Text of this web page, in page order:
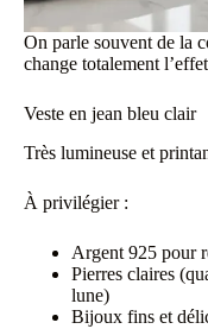
On parle souvent de la
change totalement
Veste en jean bleu clair
Très lumineuse et
À privilégier :
Argent 925 pour
Pierres claires
lune)
Bijoux fins et